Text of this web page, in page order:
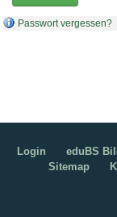
Passwort vergessen?
Login eduBS
Sitemap